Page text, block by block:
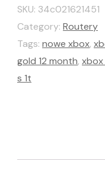
SKU: 34c021621451
Category: Routery
Tags: nowe xbox,
gold 12 month, xbox
s 1t